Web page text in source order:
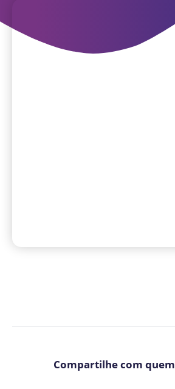
Compartilhe com